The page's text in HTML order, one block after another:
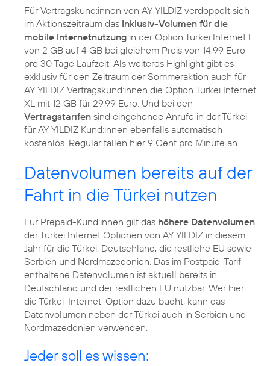
Für Vertragskund:innen von AY YILDIZ verdoppelt sich
im Aktionszeitraum das Inklusiv-Volumen für die
mobile Internetnutzung in der Option Türkei Internet L
von 2 GB auf 4 GB bei gleichem Preis von 14,99 Euro
pro 30 Tage Laufzeit. Als weiteres Highlight gibt es
exklusiv für den Zeitraum der Sommeraktion auch für
AY YILDIZ Vertragskund:innen die Option Türkei Internet
XL mit 12 GB für 29,99 Euro. Und bei den
Vertragstarifen sind eingehende Anrufe in der Türkei
für AY YILDIZ Kund:innen ebenfalls automatisch
kostenlos. Regulär fallen hier 9 Cent pro Minute an.
Datenvolumen bereits auf der
Fahrt in die Türkei nutzen
Für Prepaid-Kund:innen gilt das höhere Datenvolumen
der Türkei Internet Optionen von AY YILDIZ in diesem
Jahr für die Türkei, Deutschland, die restliche EU sowie
Serbien und Nordmazedonien. Das im Postpaid-Tarif
enthaltene Datenvolumen ist aktuell bereits in
Deutschland und der restlichen EU nutzbar. Wer hier
die Türkei-Internet-Option dazu bucht, kann das
Datenvolumen neben der Türkei auch in Serbien und
Nordmazedonien verwenden.
Jeder soll es wissen: